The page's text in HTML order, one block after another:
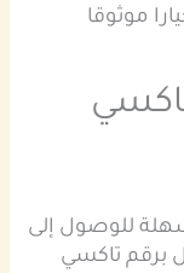
موثوقا
للوصول إلى
برقم تاكسي